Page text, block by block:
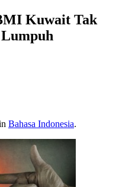
Kuwait Tak
Bahasa Indonesia.